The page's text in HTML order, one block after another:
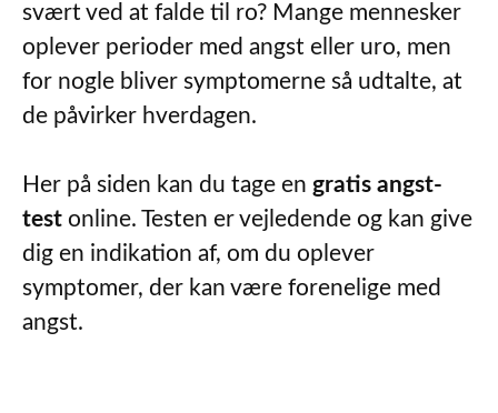
svært ved at falde til ro? Mange mennesker
oplever perioder med angst eller uro, men
for nogle bliver symptomerne så udtalte, at
de påvirker hverdagen.
Her på siden kan du tage en gratis angst-
test online. Testen er vejledende og kan give
dig en indikation af, om du oplever
symptomer, der kan være forenelige med
angst.